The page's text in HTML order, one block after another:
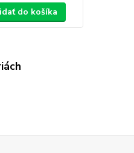
do košíka